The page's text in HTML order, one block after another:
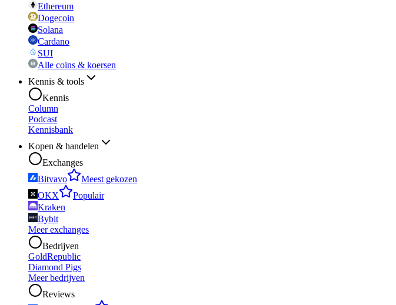
Ethereum
Dogecoin
Solana
Cardano
SUI
Alle coins & koersen
Kennis & tools
Kennis
Column
Podcast
Kennisbank
Kopen & handelen
Exchanges
Bitvavo
Meest gekozen
OKX
Populair
Kraken
Bybit
Meer exchanges
Bedrijven
GoldRepublic
Diamond Pigs
Meer bedrijven
Reviews